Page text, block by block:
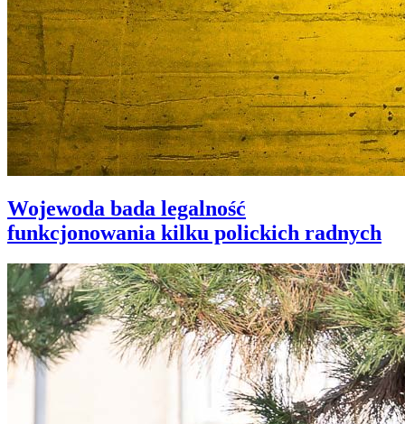
Wojewoda bada legalność
funkcjonowania kilku polickich radnych